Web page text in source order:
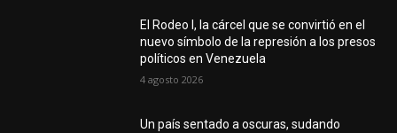
El Rodeo I, la cárcel que se convirtió en el
nuevo símbolo de la represión a los presos
políticos en Venezuela
4 agosto 2026
Un país sentado a oscuras, sudando